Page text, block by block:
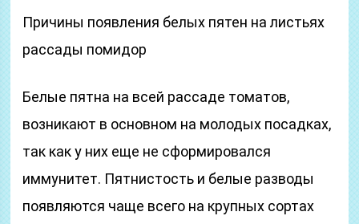
Причины появления белых пятен на листьях
рассады помидор
Белые пятна на всей рассаде томатов,
возникают в основном на молодых посадках,
так как у них еще не сформировался
иммунитет. Пятнистость и белые разводы
появляются чаще всего на крупных сортах